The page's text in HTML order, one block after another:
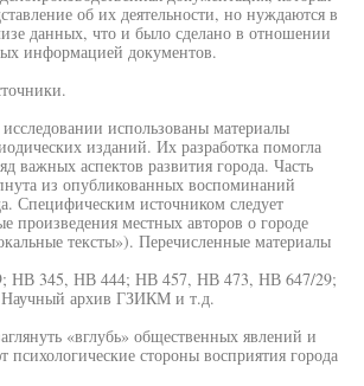
об их деятельности, но нуждаются в
данных, что и было сделано в отношении
информацией документов.
использованы материалы
изданий. Их разработка помогла
важных аспектов развития города. Часть
из опубликованных воспоминаний
Специфическим источником следует
произведения местных авторов о городе
тексты»). Перечисленные материалы
НВ 345, НВ 444; НВ 457, НВ 473, НВ 647/29;
архив ГЗИКМ и т.д.
«вглубь» общественных явлений и
психологические стороны восприятия города